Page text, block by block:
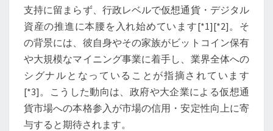
―
オ
ー
ス
ト
リ
ア
支持に留まらず、行政レベルで仮想通貨・デジタル
資産の推進に本腰を入れ始めています[*1][*2]。そ
の背景には、彼自身やその家族がビットコイン保有
や大規模なマイニング事業に着手し、業界全体への
シグナルとなっていることが指摘されています
[*3]。こうした動向は、政府や大企業による仮想通
貨市場への本格参入が市場の信用・安定性向上に寄
与すると期待されます。